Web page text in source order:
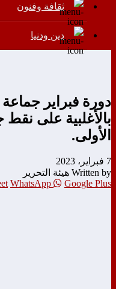
ثقافة وفنون
دين ودنيا
دورة فبراير
بالأغلبية على
الأولى.
7 فبراير، 2023
Written by هيئة التحرير
WhatsApp Google Plus